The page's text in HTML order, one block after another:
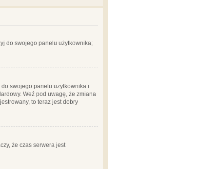
do swojego panelu użytkownika;
swojego panelu użytkownika i
Weź pod uwagę, że zmiana
to teraz jest dobry
że czas serwera jest